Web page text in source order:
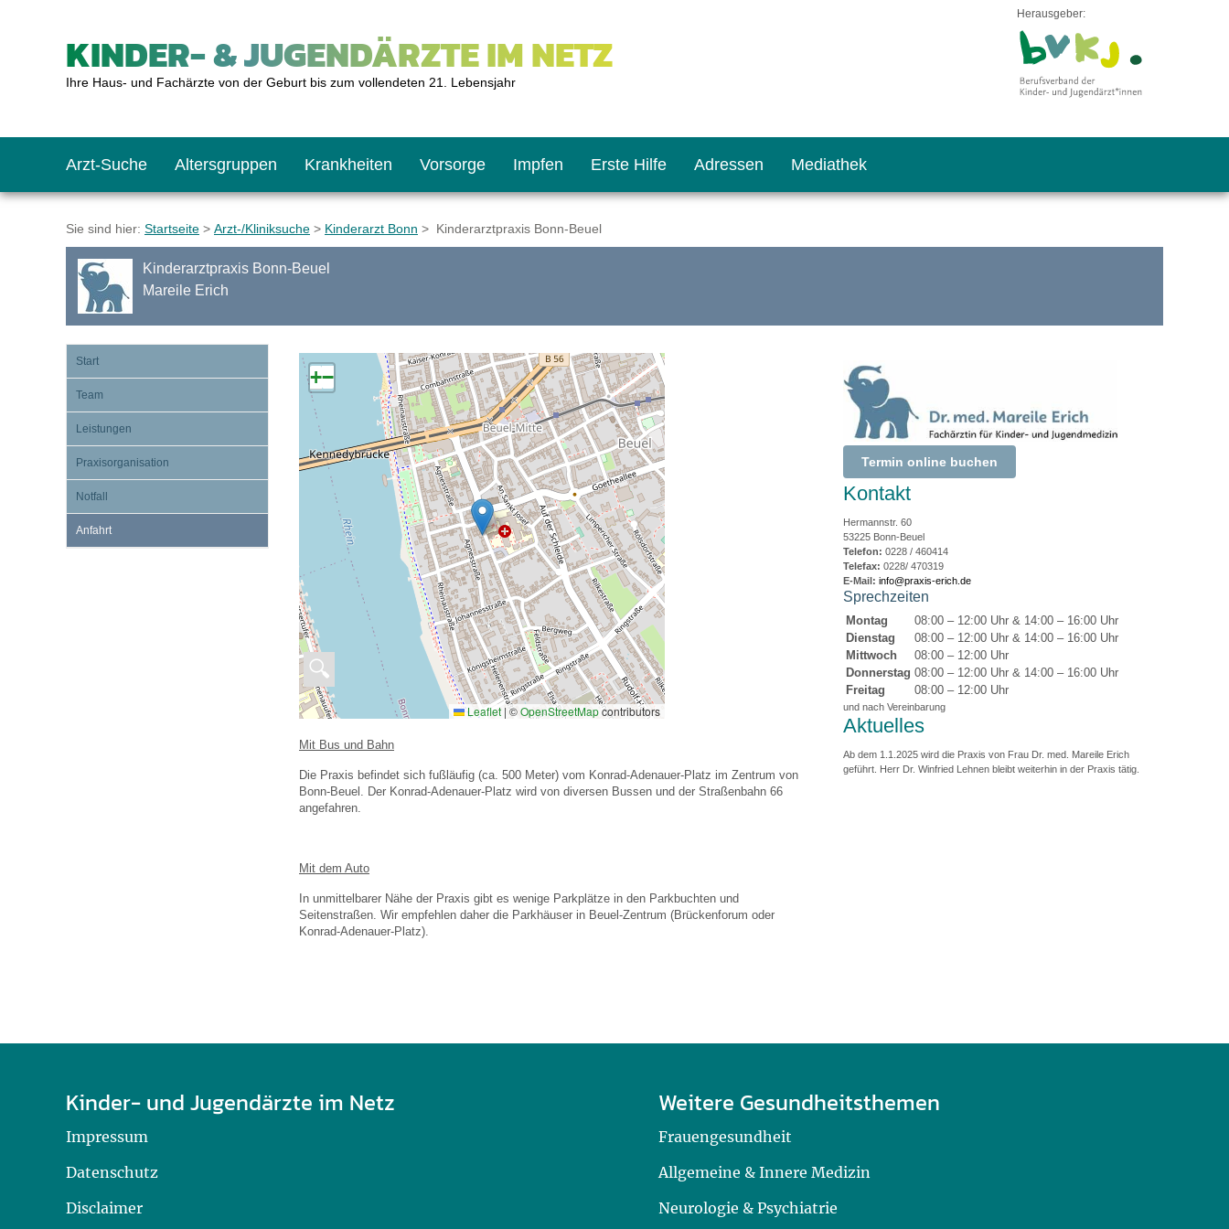
KINDER- & JUGENDÄRZTE IM NETZ
Ihre Haus- und Fachärzte von der Geburt bis zum vollendeten 21. Lebensjahr
Herausgeber:
Arzt-Suche Altersgruppen
Das erste Jahr
Jugendliche
Krankheiten Vorsorge
Baby: U1 bis U6
Teenager: J1 bis J2
Impfen
Impfkalender
Impfreaktionen
Impfsicherheit
Häufige Fragen
Recht auf Impfung
Vorsorge- und Impferinnerung
Erste Hilfe
Notrufnummern
Sofortmaßnahmen
Notdienste
Adressen
Notdienste
Link-Tipps
Mediathek
BMI-Rechner
Wachstum-Rechner
Empfehlungen zum Bildschirmmediengebrauch
Hörlexikon
Material zu den Vorsorgen
Entwicklungskalender
Broschüren und Informationsflyer
Sie sind hier: Startseite > Arzt-/Kliniksuche > Kinderarzt Bonn > Kinderarztpraxis Bonn-Beuel
Kinderarztpraxis Bonn-Beuel
Mareile Erich
Start
Team
Leistungen
Praxisorganisation
Notfall
Anfahrt
🔍
+−
Leaflet |©OpenStreetMapcontributors
Mit Bus und Bahn
Die Praxis befindet sich fußläufig (ca. 500 Meter) vom Konrad-Adenauer-Platz im Zentrum von
Bonn-Beuel. Der Konrad-Adenauer-Platz wird von diversen Bussen und der Straßenbahn 66
angefahren.
Mit dem Auto
In unmittelbarer Nähe der Praxis gibt es wenige Parkplätze in den Parkbuchten und
Seitenstraßen. Wir empfehlen daher die Parkhäuser in Beuel-Zentrum (Brückenforum oder
Konrad-Adenauer-Platz).
Termin online buchen
Kontakt
Hermannstr. 60
53225 Bonn-Beuel
Telefon: 0228 / 460414
Telefax: 0228/ 470319
E-Mail: info@praxis-erich.de
Sprechzeiten
Montag
08:00 – 12:00 Uhr & 14:00 – 16:00 Uhr
Dienstag
08:00 – 12:00 Uhr & 14:00 – 16:00 Uhr
Mittwoch
08:00 – 12:00 Uhr
Donnerstag 08:00 – 12:00 Uhr & 14:00 – 16:00 Uhr
Freitag
08:00 – 12:00 Uhr
und nach Vereinbarung
Aktuelles
Ab dem 1.1.2025 wird die Praxis von Frau Dr. med. Mareile Erich
geführt. Herr Dr. Winfried Lehnen bleibt weiterhin in der Praxis tätig.
Kinder- und Jugendärzte im Netz
Impressum
Datenschutz
Disclaimer
Weitere Gesundheitsthemen
Frauengesundheit
Allgemeine & Innere Medizin
Neurologie & Psychiatrie